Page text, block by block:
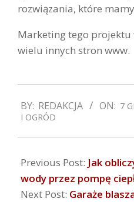
rozwiązania, które
Marketing tego projektu
wielu innych stron www.
12-
07
BY: REDAKCJA ON: 7
I OGRÓD
Previous Post: Jak
wody przez pompę
Next Post: Garaże